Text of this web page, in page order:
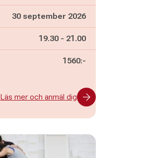
30 september 2026
Pågår mellan
19.30 - och
21.00
1560:-
Läs mer och anmäl dig